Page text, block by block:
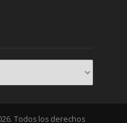
Todos los derechos